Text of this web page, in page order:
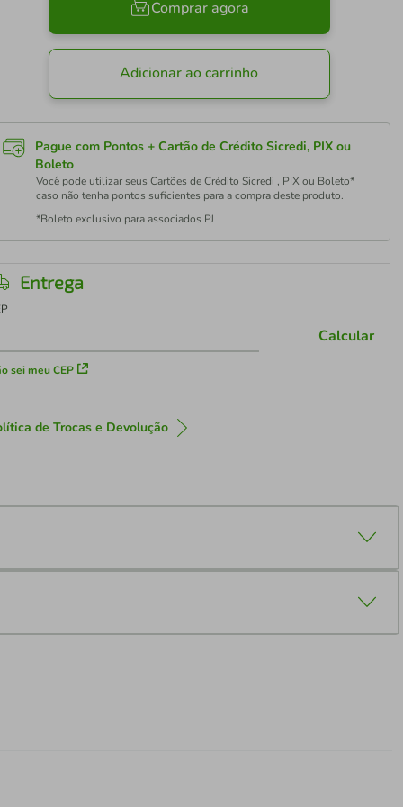
Comprar agora
Adicionar ao carrinho
Pague com Pontos + Cartão de Crédito Sicredi, PIX ou
Boleto
Você pode utilizar seus Cartões de Crédito Sicredi , PIX ou Boleto*
caso não tenha pontos suficientes para a compra deste produto.
*Boleto exclusivo para associados PJ
Entrega
sei meu CEP
Calcular
de Trocas e Devolução